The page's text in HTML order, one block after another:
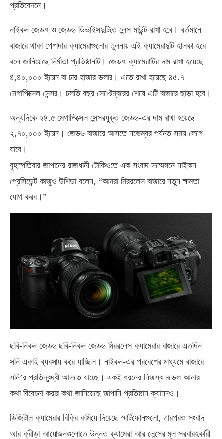
প্রতিবেদনে।
নাইকন জেড৭ ও জেড৬ ডিভাইসদুটিতে লেন্স মাউন্ট রাখা হবে। বর্তমানে
বাজারে থাকা পেশাদার ক্যামেরাগুলোর তুলনায় এই ক্যামেরাদুটি হালকা হবে
বলে জানিয়েছে নির্মাতা প্রতিষ্ঠানটি। জেড৭ ক্যামেরাটির দাম রাখা হয়েছে
৪,৪০,০০০ ইয়েন বা চার হাজার ডলার। এতে রাখা হয়েছে ৪৫.৭
মেগাপিক্সেল সেন্সর। চলতি বছর সেপ্টেম্বরের শেষে এটি বাজারে ছাড়া হবে।
অন্যদিকে ২৪.৫ মেগাপিক্সেল সেন্সরযুক্ত জেড৬-এর দাম রাখা হয়েছে
২,৭০,০০০ ইয়েন। জেড৬ বাজারে আসতে নভেম্বর পর্যন্ত সময় লেগে
যাবে।
বৃহস্পতিবার জাপানের রাজধানী টোকিওতে এক সংবাদ সম্মেলনে নাইকন
প্রেসিডেন্ট কাজুও উশিডা বলেন, “আমরা মিররলেস বাজারে নতুন ক্ষমতা
যোগ করব।”
ছবি-নিকন জেড৬ ছবি-নিকন জেড৬ মিররলেস ক্যামেরার বাজারে এতদিন
সনি একাই ব্যবসায় করে যাচ্ছিল। নাইকন-এর প্রবেশের মাধ্যমে বাজারে
সনি’র প্রতিদ্বন্দ্বী আসতে যাচ্ছে। একই ধরনের নিজস্ব মডেল আনার
কথা বিবেচনা করার কথা জানিয়েছে জাপানি প্রতিষ্ঠান ক্যাননও।
ডিজিটাল ক্যামেরার বিক্রি কমিয়ে দিয়েছে স্মার্টফোনগুলো, তারপরও সংবাদ
আর ক্রীড়া আয়োজনগুলোতে উন্নত ক্যামেরা আর লেন্সের মূল সরবারহকারী